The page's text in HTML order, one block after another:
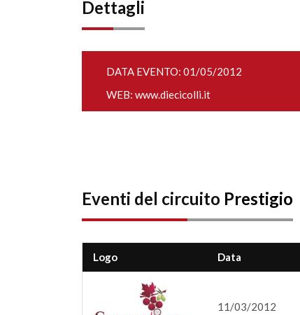
Dettagli
DATA EVENTO: 01/05/2012
WEB: www.diecicolli.it
Eventi del circuito Prestigio
Logo Data
11/03/2012